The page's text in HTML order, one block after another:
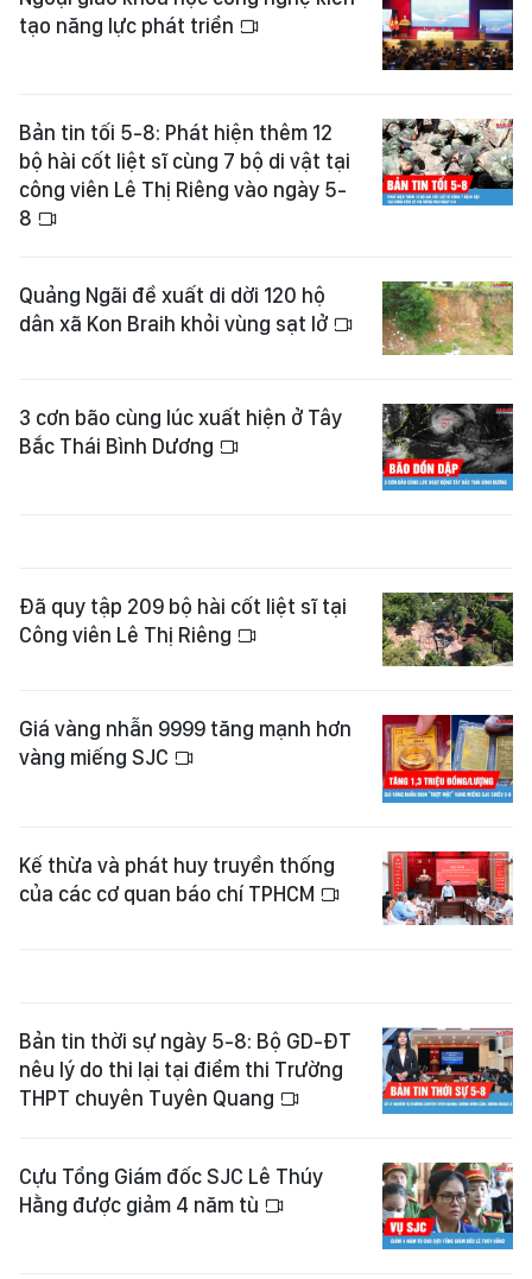
tạo năng lực phát triển
Bản tin tối 5-8: Phát hiện thêm 12
bộ hài cốt liệt sĩ cùng 7 bộ di vật tại
công viên Lê Thị Riêng vào ngày 5-
8
Quảng Ngãi đề xuất di dời 120 hộ
dân xã Kon Braih khỏi vùng sạt lở
3 cơn bão cùng lúc xuất hiện ở Tây
Bắc Thái Bình Dương
Đã quy tập 209 bộ hài cốt liệt sĩ tại
Công viên Lê Thị Riêng
Giá vàng nhẫn 9999 tăng mạnh hơn
vàng miếng SJC
Kế thừa và phát huy truyền thống
của các cơ quan báo chí TPHCM
Bản tin thời sự ngày 5-8: Bộ GD-ĐT
nêu lý do thi lại tại điểm thi Trường
THPT chuyên Tuyên Quang
Cựu Tổng Giám đốc SJC Lê Thúy
Hằng được giảm 4 năm tù